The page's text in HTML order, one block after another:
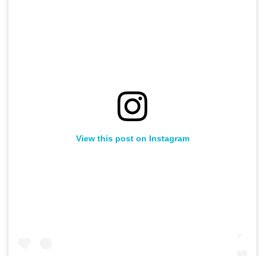
View this post on Instagram